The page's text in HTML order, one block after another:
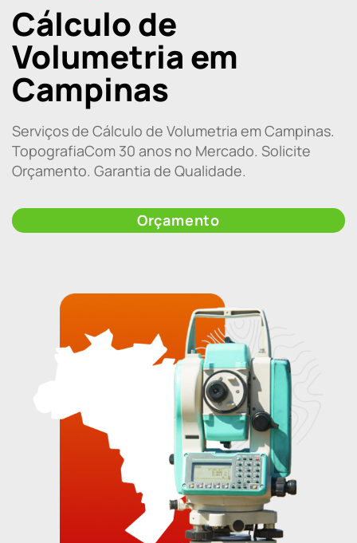
Cálculo de
Volumetria em
Campinas
Serviços de Cálculo de Volumetria em Campinas.
TopografiaCom 30 anos no Mercado. Solicite
Orçamento. Garantia de Qualidade.
Orçamento